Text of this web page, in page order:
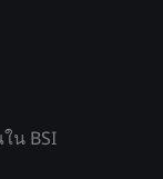
น BSI